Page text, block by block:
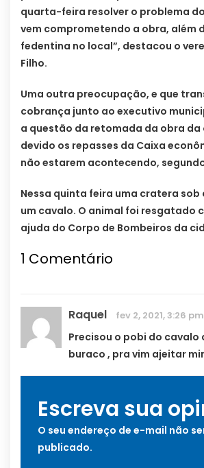
quarta-feira resolver o problema
vem comprometendo a obra, além
fedentina no local”, destacou o
Filho.
Uma outra preocupação, e que
cobrança junto ao executivo
a questão da retomada da obra
devido os repasses da Caixa
não estarem acontecendo,
Nessa quinta feira uma cratera sob
um cavalo. O animal foi resgatado
ajuda do Corpo de Bombeiros da
1 Comentário
Raquel fev 2, 2021, 3:26 pm
Precisou o pobi do cavalo
buraco , pra vim ajeitar
Escreva sua
O seu endereço de e-mail não
publicado.